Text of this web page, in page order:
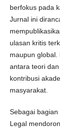
berfokus pada
Jurnal ini
ulasan kritis
maupun
antara teori
kontribusi
masyarakat.
Sebagai bagian
Legal